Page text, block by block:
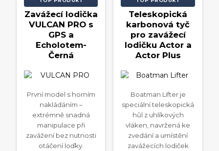
Zavážecí lodička
VULCAN PRO s
GPS a
Echolotem-
Černá
První model s horním
nakládáním –
extrémně snadná
manipulace při
zavážení bez nutnosti
otáčení loďky.
Teleskopická
karbonová tyč
pro zavážecí
lodičku Actor a
Actor Plus
Boatman Lifter je
speciální teleskopická
hůl z uhlíkových
vláken, navržená ke
zvedání a umístění
zavážecích lodiček